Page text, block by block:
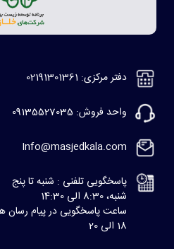
دفتر مرکزی: 02191301361
واحد فروش: 09135527035
Info@masjedkala.com
پاسخگویی تلفنی : شنبه تا پنج
شنبه، 8:30 الی 14:30
ساعت پاسخگویی در پیام رسان
18 الی 20